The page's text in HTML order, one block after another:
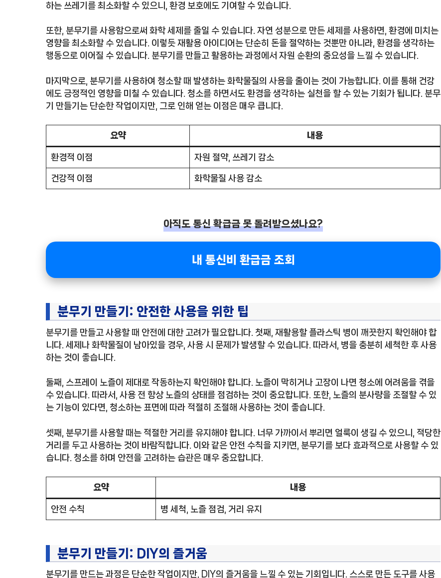
하는 쓰레기를 최소화할 수 있으니, 환경 보호에도 기여할 수 있습니다.
또한, 분무기를 사용함으로써 화학 세제를 줄일 수 있습니다. 자연 성분으로 만든 세제를 사용하면, 환경에 미치는
영향을 최소화할 수 있습니다. 이렇듯 재활용 아이디어는 단순히 돈을 절약하는 것뿐만 아니라, 환경을 생각하는
행동으로 이어질 수 있습니다. 분무기를 만들고 활용하는 과정에서 자원 순환의 중요성을 느낄 수 있습니다.
마지막으로, 분무기를 사용하여 청소할 때 발생하는 화학물질의 사용을 줄이는 것이 가능합니다. 이를 통해 건강
에도 긍정적인 영향을 미칠 수 있습니다. 청소를 하면서도 환경을 생각하는 실천을 할 수 있는 기회가 됩니다. 분무
기 만들기는 단순한 작업이지만, 그로 인해 얻는 이점은 매우 큽니다.
요약 내용
환경적 이점 자원 절약, 쓰레기 감소
건강적 이점 화학물질 사용 감소
아직도 통신 확급금 못 돌려받으셨나요?
내 통신비 환급금 조회
분무기 만들기: 안전한 사용을 위한 팁
분무기를 만들고 사용할 때 안전에 대한 고려가 필요합니다. 첫째, 재활용할 플라스틱 병이 깨끗한지 확인해야 합
니다. 세제나 화학물질이 남아있을 경우, 사용 시 문제가 발생할 수 있습니다. 따라서, 병을 충분히 세척한 후 사용
하는 것이 좋습니다.
둘째, 스프레이 노즐이 제대로 작동하는지 확인해야 합니다. 노즐이 막히거나 고장이 나면 청소에 어려움을 겪을
수 있습니다. 따라서, 사용 전 항상 노즐의 상태를 점검하는 것이 중요합니다. 또한, 노즐의 분사량을 조절할 수 있
는 기능이 있다면, 청소하는 표면에 따라 적절히 조절해 사용하는 것이 좋습니다.
셋째, 분무기를 사용할 때는 적절한 거리를 유지해야 합니다. 너무 가까이서 뿌리면 얼룩이 생길 수 있으니, 적당한
거리를 두고 사용하는 것이 바람직합니다. 이와 같은 안전 수칙을 지키면, 분무기를 보다 효과적으로 사용할 수 있
습니다. 청소를 하며 안전을 고려하는 습관은 매우 중요합니다.
요약 내용
안전 수칙 병 세척, 노즐 점검, 거리 유지
분무기 만들기: DIY의 즐거움
분무기를 만드는 과정은 단순한 작업이지만, DIY의 즐거움을 느낄 수 있는 기회입니다. 스스로 만든 도구를 사용